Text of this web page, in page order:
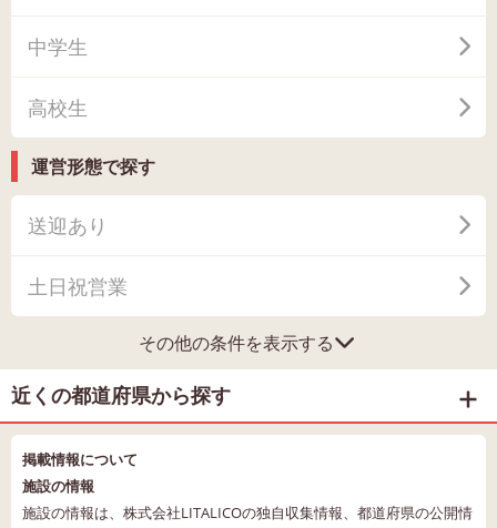
中学生
高校生
運営形態で探す
送迎あり
土日祝営業
その他の条件を表示する
近くの都道府県から探す
掲載情報について
施設の情報
施設の情報は、株式会社LITALICOの独自収集情報、都道府県の公開情